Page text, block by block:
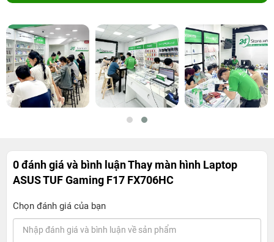
0 đánh giá và bình luậnThay màn hình Laptop
ASUS TUF Gaming F17 FX706HC
Chọn đánh giá của bạn